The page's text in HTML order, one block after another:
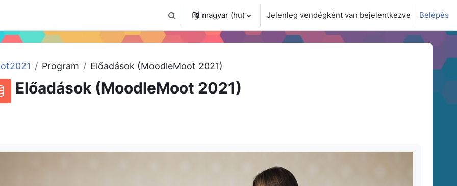
Keresési bemeneti adatok váltása
magyar ‎(hu)‎ Jelenleg vendégként van bejelentkezve Belépés
Program Előadások (MoodleMoot 2021)
Előadások (MoodleMoot 2021)